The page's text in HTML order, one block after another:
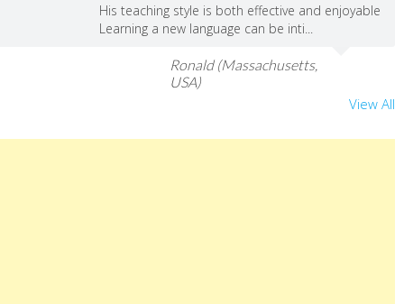
His teaching style is both effective and enjoyable
Learning a new language can be inti...
Ronald (Massachusetts,
USA)
View All